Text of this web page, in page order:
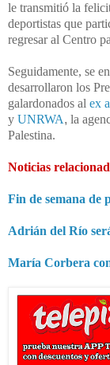
le transmitió la
deportistas que
regresar al Centro
Seguidamente, se
desarrollaron los
galardonados al ex
y UNRWA, la
Palestina.
Noticias
Fin de semana de
Adrián del Río
María Corbera